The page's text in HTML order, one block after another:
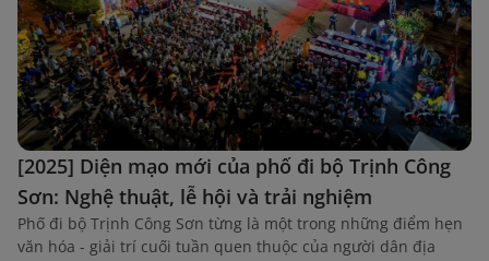
[2025] Diện mạo mới của phố đi bộ Trịnh Công
Sơn: Nghệ thuật, lễ hội và trải nghiệm
Phố đi bộ Trịnh Công Sơn từng là một trong những điểm hẹn
văn hóa - giải trí cuối tuần quen thuộc của người dân địa